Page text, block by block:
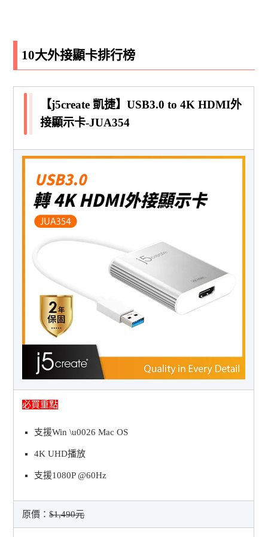
10大外接顯卡排行榜
【j5create 凱捷】USB3.0 to 4K HDMI外
接顯示卡-JUA354
必買重點
支援Win \u0026 Mac OS
4K UHD播放
支援1080P @60Hz
原價：$1,490元